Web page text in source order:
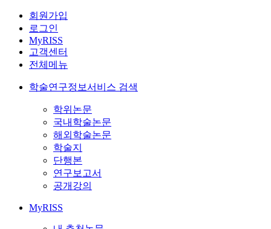
회원가입
로그인
MyRISS
고객센터
전체메뉴
학술연구정보서비스 검색
학위논문
국내학술논문
해외학술논문
학술지
단행본
연구보고서
공개강의
MyRISS